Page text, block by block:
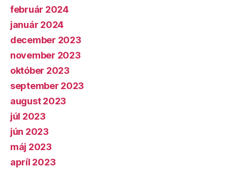
február 2024
január 2024
december 2023
november 2023
október 2023
september 2023
august 2023
júl 2023
jún 2023
máj 2023
apríl 2023